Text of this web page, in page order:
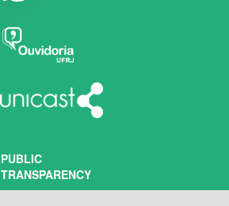
PUBLIC
TRANSPARENCY